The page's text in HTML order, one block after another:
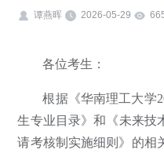
谭燕晖 2026-05-29
各位考生：
根据《华南理工大学
生专业目录》和《未来技
请考核制实施细则》的相